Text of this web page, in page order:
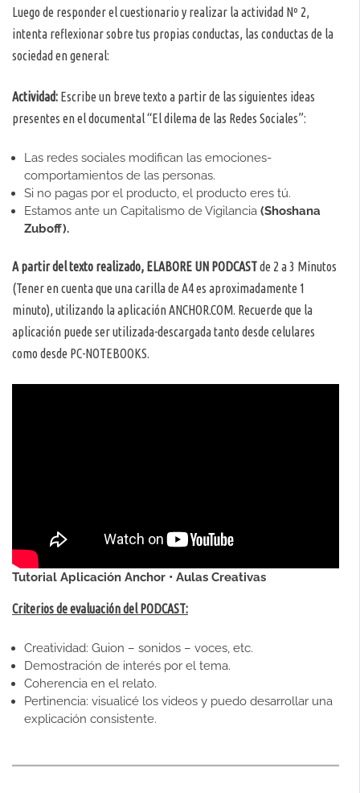
Luego de responder el cuestionario y realizar la actividad Nº 2,
intenta reflexionar sobre tus propias conductas, las conductas de la
sociedad en general:
Actividad: Escribe un breve texto a partir de las siguientes ideas
presentes en el documental “El dilema de las Redes Sociales”:
Las redes sociales modifican las emociones-
comportamientos de las personas.
Si no pagas por el producto, el producto eres tú.
Estamos ante un Capitalismo de Vigilancia (Shoshana
Zuboff).
A partir del texto realizado, ELABORE UN PODCASTde 2 a 3 Minutos
(Tener en cuenta que una carilla de A4 es aproximadamente 1
minuto), utilizando la aplicación ANCHOR.COM. Recuerde que la
aplicación puede ser utilizada-descargada tanto desde celulares
como desde PC-NOTEBOOKS.
Tutorial Aplicación Anchor • Aulas Creativas
Criterios de evaluación del PODCAST:
Creatividad: Guion – sonidos – voces, etc.
Demostración de interés por el tema.
Coherencia en el relato.
Pertinencia: visualicé los videos y puedo desarrollar una
explicación consistente.